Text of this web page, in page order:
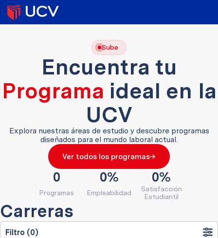
Sube
Encuentra tu
Programa ideal en la
UCV
Explora nuestras áreas de estudio y descubre programas
diseñados para el mundo laboral actual.
Ver todos los programas→
0
Programas
0%
Empleabilidad
0%
Satisfacción
Estudiantil
Carreras
Filtro (0)